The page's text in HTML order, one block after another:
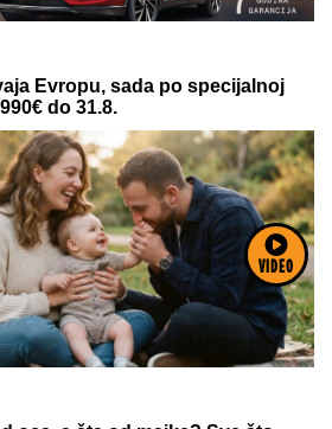
VIDEO
više nisu rezervisane za vikend:
večeru koja se spontano